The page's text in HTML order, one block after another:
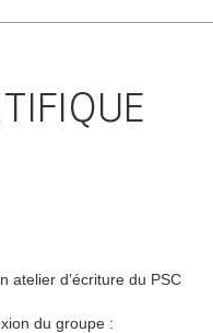
atelier d’écriture du PSC
du groupe :